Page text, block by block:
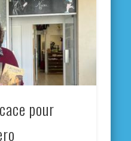
pour